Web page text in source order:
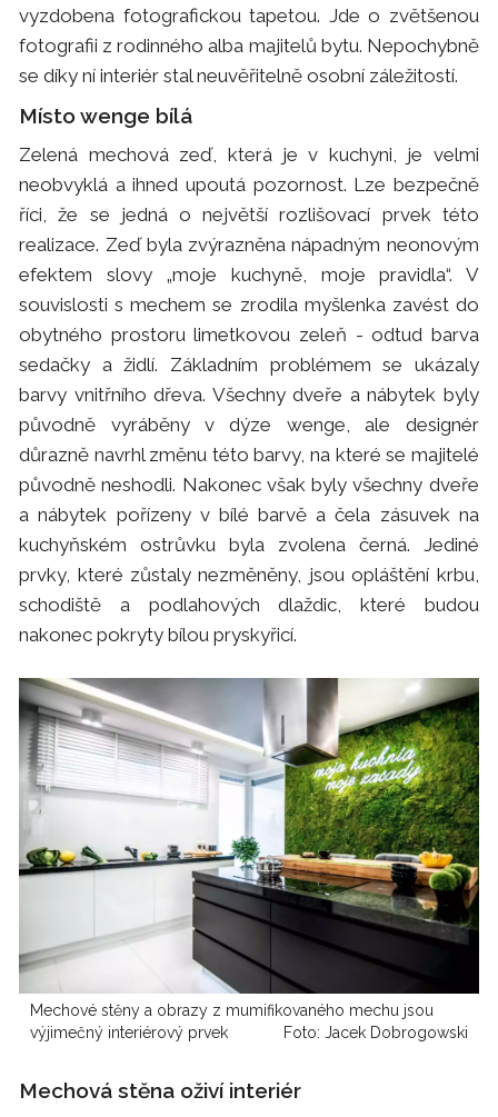
vyzdobena fotografickou tapetou. Jde o zvětšenou
fotografii z rodinného alba majitelů bytu. Nepochybně
se díky ní interiér stal neuvěřitelně osobní záležitostí.
Místo wenge bílá
Zelená mechová zeď, která je v kuchyni, je velmi
neobvyklá a ihned upoutá pozornost. Lze bezpečně
říci, že se jedná o největší rozlišovací prvek této
realizace. Zeď byla zvýrazněna nápadným neonovým
efektem slovy „moje kuchyně, moje pravidla“. V
souvislosti s mechem se zrodila myšlenka zavést do
obytného prostoru limetkovou zeleň - odtud barva
sedačky a židlí. Základním problémem se ukázaly
barvy vnitřního dřeva. Všechny dveře a nábytek byly
původně vyráběny v dýze wenge, ale designér
důrazně navrhl změnu této barvy, na které se majitelé
původně neshodli. Nakonec však byly všechny dveře
a nábytek pořízeny v bílé barvě a čela zásuvek na
kuchyňském ostrůvku byla zvolena černá. Jediné
prvky, které zůstaly nezměněny, jsou opláštění krbu,
schodiště a podlahových dlaždic, které budou
nakonec pokryty bílou pryskyřicí.
Mechové stěny a obrazy z mumifikovaného mechu jsou
výjimečný interiérový prvek
Foto: Jacek Dobrogowski
Mechová stěna oživí interiér